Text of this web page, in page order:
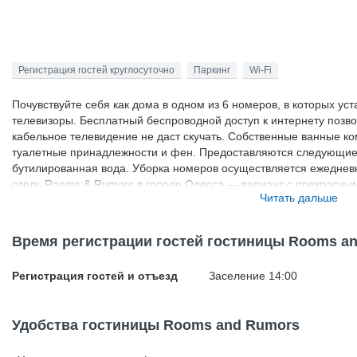
Регистрация гостей круглосуточно Паркинг Wi-Fi
Почувствуйте себя как дома в одном из 6 номеров, в которых
телевизоры. Бесплатный беспроводной доступ к интернету
кабельное телевидение не даст скучать. Собственные ванные
туалетные принадлежности и фен. Предоставляются
бутилированная вода. Уборка номеров осуществляется
отель Rooms & Rumors в городе Одесса — вариант с
находится в 3,9 км, Одесский национальный академический
музыкальных журналов и газет от 60-х до 90-х. Во всех
музыкальный уголок: VINYL of the DAY /ВИНИЛ ДНЯ. Виниловые
Бесплатный завтрак (по заказу) предлагается ежедневно с
Читать дальше
Время регистрации гостей гостиницы Rooms
Регистрация гостей и отъезд Заселение 14:00
Удобства гостиницы Rooms and Rumors